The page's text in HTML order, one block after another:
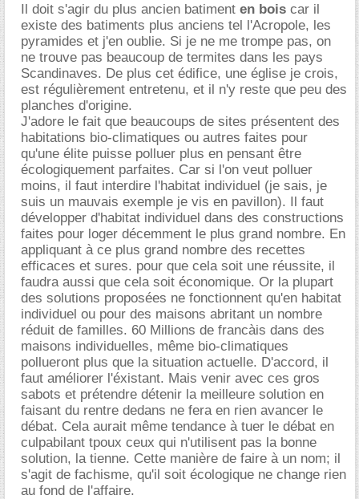
Il doit s'agir du plus ancien batiment en bois car il
existe des batiments plus anciens tel l'Acropole, les
pyramides et j'en oublie. Si je ne me trompe pas, on
ne trouve pas beaucoup de termites dans les pays
Scandinaves. De plus cet édifice, une église je crois,
est régulièrement entretenu, et il n'y reste que peu des
planches d'origine.
J'adore le fait que beaucoups de sites présentent des
habitations bio-climatiques ou autres faites pour
qu'une élite puisse polluer plus en pensant être
écologiquement parfaites. Car si l'on veut polluer
moins, il faut interdire l'habitat individuel (je sais, je
suis un mauvais exemple je vis en pavillon). Il faut
développer d'habitat individuel dans des constructions
faites pour loger décemment le plus grand nombre. En
appliquant à ce plus grand nombre des recettes
efficaces et sures. pour que cela soit une réussite, il
faudra aussi que cela soit économique. Or la plupart
des solutions proposées ne fonctionnent qu'en habitat
individuel ou pour des maisons abritant un nombre
réduit de familles. 60 Millions de francàis dans des
maisons individuelles, même bio-climatiques
pollueront plus que la situation actuelle. D'accord, il
faut améliorer l'éxistant. Mais venir avec ces gros
sabots et prétendre détenir la meilleure solution en
faisant du rentre dedans ne fera en rien avancer le
débat. Cela aurait même tendance à tuer le débat en
culpabilant tpoux ceux qui n'utilisent pas la bonne
solution, la tienne. Cette manière de faire à un nom; il
s'agit de fachisme, qu'il soit écologique ne change rien
au fond de l'affaire.